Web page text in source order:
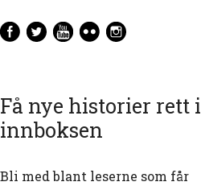
Få nye historier rett i
innboksen
Bli med blant leserne som får